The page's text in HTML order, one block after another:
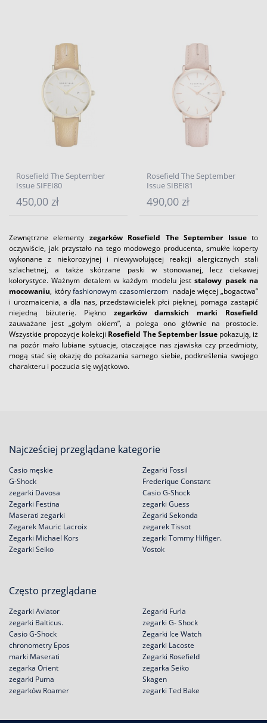
Rosefield The September
Issue SIFEI80
450,00 zł
Rosefield The September
Issue SIBEI81
490,00 zł
Zewnętrzne elementy zegarków Rosefield The September Issueto
oczywiście, jak przystało na tego modowego producenta, smukłe koperty
wykonane z niekorozyjnej i niewywołującej reakcji alergicznych stali
szlachetnej, a także skórzane paski w stonowanej, lecz ciekawej
kolorystyce. Ważnym detalem w każdym modelu jest stalowy pasek na
mocowaniu, któryfashionowym czasomierzom nadaje więcej „bogactwa”
i urozmaicenia, a dla nas, przedstawicielek płci pięknej, pomaga zastąpić
niejedną biżuterię. Piękno zegarków damskich marki Rosefield
zauważane jest „gołym okiem”, a polega ono głównie na prostocie.
Wszystkie propozycje kolekcji Rosefield The September Issuepokazują, iż
na pozór mało lubiane sytuacje, otaczające nas zjawiska czy przedmioty,
mogą stać się okazję do pokazania samego siebie, podkreślenia swojego
charakteru i poczucia się wyjątkowo.
Najcześciej przeglądane kategorie
Casio męskie
G-Shock
zegarki Davosa
Zegarki Festina
Zegarki Fossil
Frederique Constant
Casio G-Shock
zegarki Guess
Maserati zegarki
Zegarek Mauric Lacroix
Zegarki Michael Kors
Zegarki Seiko
Zegarki Sekonda
zegarek Tissot
zegarki Tommy Hilfiger.
Vostok
Często przeglądane
Zegarki Aviator
zegarki Balticus.
Casio G-Shock
chronometry Epos
Zegarki Furla
zegarki G- Shock
Zegarki Ice Watch
zegarki Lacoste
marki Maserati
zegarka Orient
zegarki Puma
zegarków Roamer
Zegarki Rosefield
zegarka Seiko
Skagen
zegarki Ted Bake